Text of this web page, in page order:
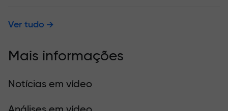
Ver tudo
Mais informações
Notícias em vídeo